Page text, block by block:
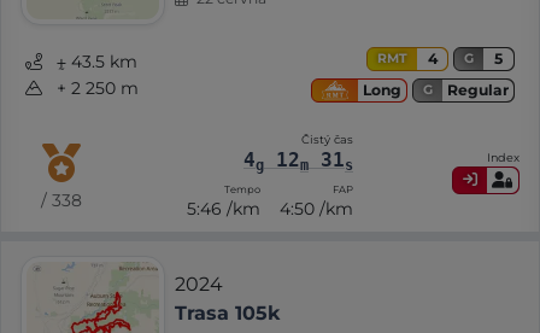
⨦ 43.5 km
+ 2 250 m
RMT 4 G
5
Long
G Regular
/ 338
Čistý čas
4g12m31s
Tempo
5:46 /km
FAP
4:50 /km
Index
2024
Trasa 105k